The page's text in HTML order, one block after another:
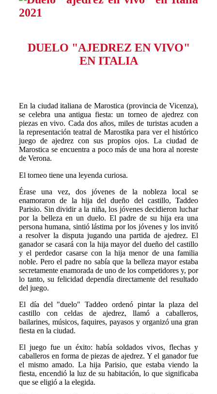
DUELO "AJEDREZ EN VIVO"
EN ITALIA
En la ciudad italiana de Marostica (provincia de Vicenza),
se celebra una antigua fiesta: un torneo de ajedrez con
piezas en vivo. Cada dos años, miles de turistas acuden a
la representación teatral de Marostika para ver el histórico
juego de ajedrez con sus propios ojos. La ciudad de
Marostica se encuentra a poco más de una hora al noreste
de Verona.
El torneo tiene una leyenda curiosa. ⠀
Érase una vez, dos jóvenes de la nobleza local se
enamoraron de la hija del dueño del castillo, Taddeo
Parisio. Sin dividir a la niña, los jóvenes decidieron luchar
por la belleza en un duelo. El padre de su hija era una
persona humana, sintió lástima por los jóvenes y los invitó
a resolver la disputa jugando una partida de ajedrez. El
ganador se casará con la hija mayor del dueño del castillo
y el perdedor casarse con la hija menor de una familia
noble. Pero el padre no sabía que la belleza mayor estaba
secretamente enamorada de uno de los competidores y, por
lo tanto, su felicidad dependía directamente del resultado
del juego.
El día del "duelo" Taddeo ordenó pintar la plaza del
castillo con celdas de ajedrez, llamó a caballeros,
bailarines, músicos, faquires, payasos y organizó una gran
fiesta en la ciudad.
El juego fue un éxito: había soldados vivos, flechas y
caballeros en forma de piezas de ajedrez. Y el ganador fue
el mismo amado. La hija Parisio, que estaba viendo la
fiesta, encendió la luz de su habitación, lo que significaba
que se eligió a la elegida.